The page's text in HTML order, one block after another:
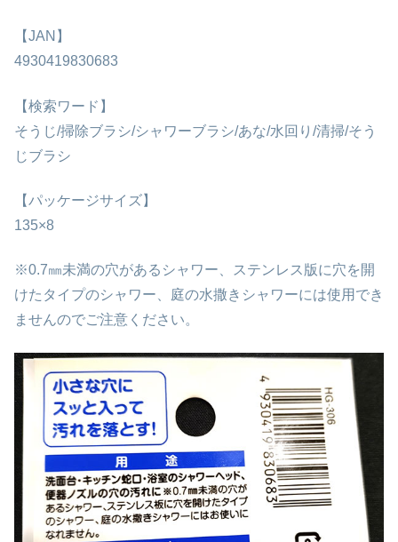
【JAN】
4930419830683
【検索ワード】
そうじ/掃除ブラシ/シャワーブラシ/あな/水回り/清掃/そう
じブラシ
【パッケージサイズ】
135×8
※0.7㎜未満の穴があるシャワー、ステンレス版に穴を開
けたタイプのシャワー、庭の水撒きシャワーには使用でき
ませんのでご注意ください。